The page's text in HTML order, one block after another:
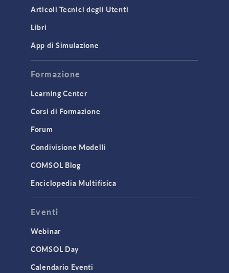
Articoli Tecnici degli Utenti
Libri
App di Simulazione
Formazione
Learning Center
Corsi di Formazione
Forum
Condivisione Modelli
COMSOL Blog
Enciclopedia Multifisica
Eventi
Webinar
COMSOL Day
Calendario Eventi